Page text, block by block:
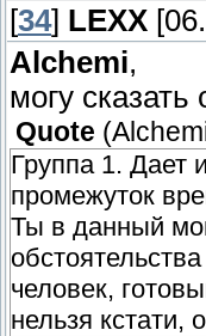
[34] LEXX
Alchemi,
могу
Quote (
Группа 1.
промежуток
Ты в данный
человек,
нельзя кстати,